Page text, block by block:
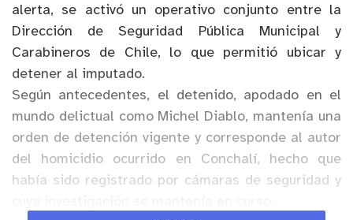
alerta, se activó un operativo conjunto entre la
Dirección de Seguridad Pública Municipal y
Carabineros de Chile, lo que permitió ubicar y
detener al imputado.
Según antecedentes, el detenido, apodado en el
mundo delictual como Michel Diablo, mantenía una
orden de detención vigente y corresponde al autor
del homicidio ocurrido en Conchalí, hecho que
había sido registrado por cámaras de seguridad y